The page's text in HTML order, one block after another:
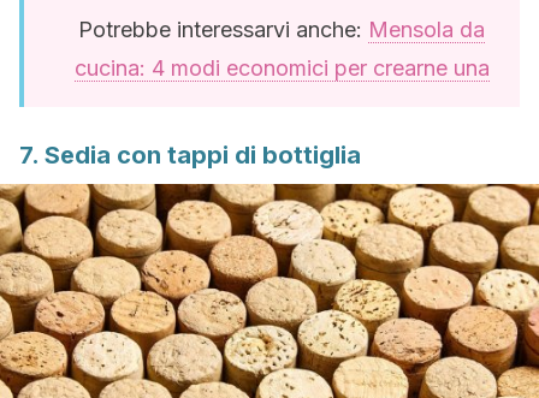
Potrebbe interessarvi anche: Mensola da
cucina: 4 modi economici per crearne una
7. Sedia con tappi di bottiglia